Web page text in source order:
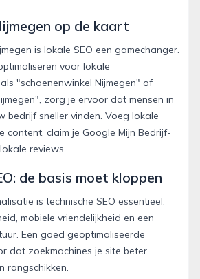
op de kaart
is lokale SEO een gamechanger.
voor lokale
"schoenenwinkel Nijmegen" of
zorg je ervoor dat mensen in
bedrijf sneller vinden. Voeg lokale
content, claim je Google Mijn Bedrijf-
reviews.
de basis moet kloppen
is technische SEO essentieel.
mobiele vriendelijkheid en een
Een goed geoptimaliseerde
dat zoekmachines je site beter
rangschikken.